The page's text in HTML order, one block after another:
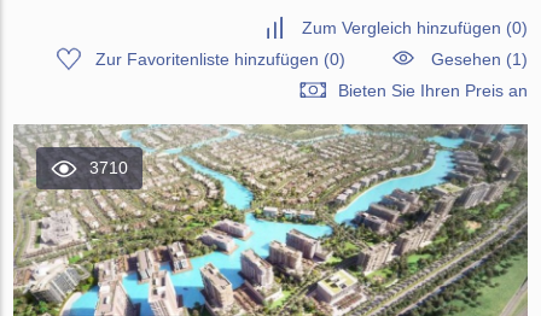
Zum Vergleich hinzufügen (0)
Zur Favoritenliste hinzufügen (0)
Gesehen (1)
Bieten Sie Ihren Preis an
3710